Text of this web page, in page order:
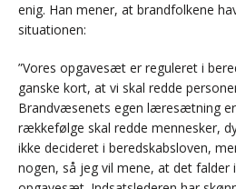
enig. Han mener, at brandfolkene
situationen:
”Vores opgavesæt er reguleret i
ganske kort, at vi skal redde
Brandvæsenets egen læresætning
rækkefølge skal redde mennesker,
ikke decideret i beredskabsloven,
nogen, så jeg vil mene, at det falder